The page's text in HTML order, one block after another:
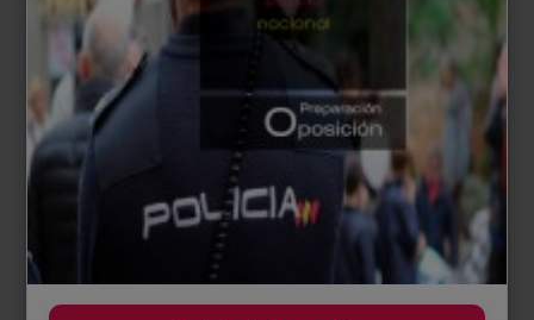
Ratio polical
A comienzos del 2020 se puede obsevar que el ratio
policial se encunetra superior o es similar a
comunidades como Madrid, Barcelona y País Vasco.
Dentro de la Comunidad Foral, a pesar de ser el único
cuerpo policial con ámbito de actuación en todo el
territorio, esta constituye a una cuarta parte del total
de agentes policiales en Navarra.